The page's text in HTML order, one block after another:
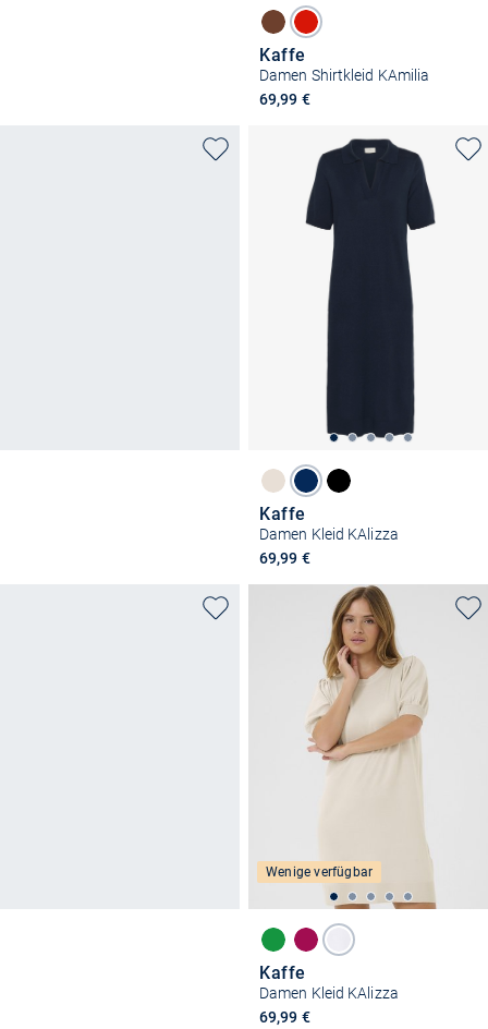
Kaffe
Damen Shirtkleid KAmilia
69,99 €
Kaffe
Damen Kleid KAlizza
69,99 €
Wenige verfügbar
Kaffe
Damen Kleid KAlizza
69,99 €